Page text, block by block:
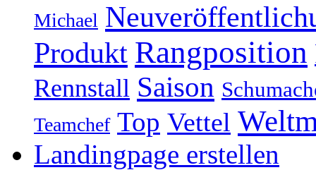
Michael
Produkt Rangposition
Rennstall Saison
Teamchef Top Vettel
Landingpage erstellen